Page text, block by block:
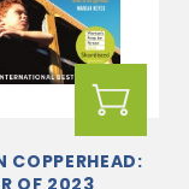
COPPERHEAD:
OF 2023